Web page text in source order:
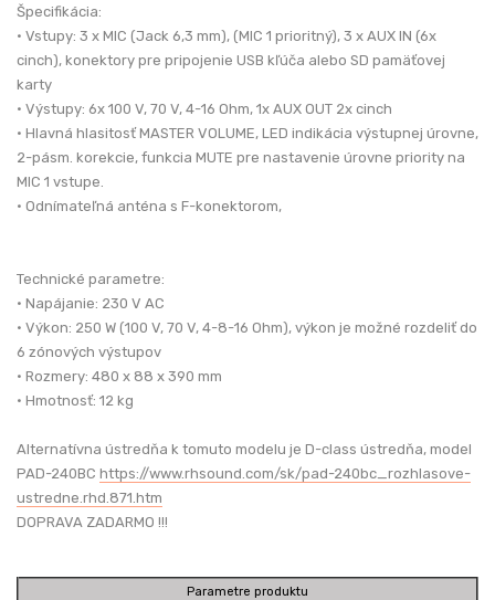
Špecifikácia:
• Vstupy: 3 x MIC (Jack 6,3 mm), (MIC 1 prioritný), 3 x AUX IN (6x
cinch), konektory pre pripojenie USB kľúča alebo SD pamäťovej
karty
• Výstupy: 6x 100 V, 70 V, 4-16 Ohm, 1x AUX OUT 2x cinch
• Hlavná hlasitosť MASTER VOLUME, LED indikácia výstupnej úrovne,
2-pásm. korekcie, funkcia MUTE pre nastavenie úrovne priority na
MIC 1 vstupe.
• Odnímateľná anténa s F-konektorom,
Technické parametre:
• Napájanie: 230 V AC
• Výkon: 250 W (100 V, 70 V, 4-8-16 Ohm), výkon je možné rozdeliť do
6 zónových výstupov
• Rozmery: 480 x 88 x 390 mm
• Hmotnosť: 12 kg
Alternatívna ústredňa k tomuto modelu je D-class ústredňa, model
PAD-240BC https://www.rhsound.com/sk/pad-240bc_rozhlasove-
ustredne.rhd.871.htm
DOPRAVA ZADARMO !!!
Parametre produktu